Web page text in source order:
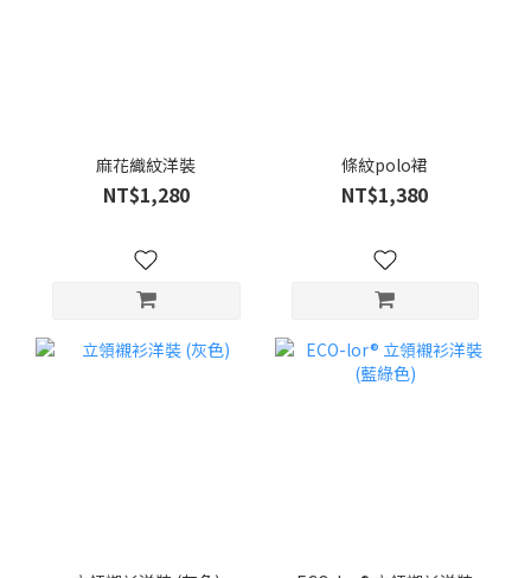
麻花織紋洋裝
NT$1,280
條紋polo裙
NT$1,380